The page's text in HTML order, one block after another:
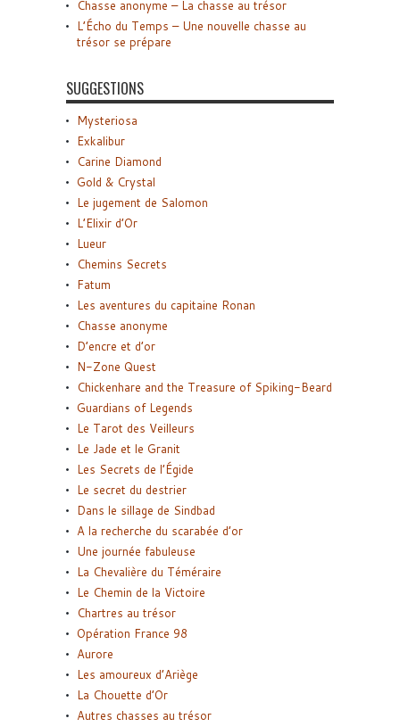
Chasse anonyme – La chasse au trésor
L’Écho du Temps – Une nouvelle chasse au
trésor se prépare
SUGGESTIONS
Mysteriosa
Exkalibur
Carine Diamond
Gold & Crystal
Le jugement de Salomon
L’Elixir d’Or
Lueur
Chemins Secrets
Fatum
Les aventures du capitaine Ronan
Chasse anonyme
D’encre et d’or
N-Zone Quest
Chickenhare and the Treasure of Spiking-Beard
Guardians of Legends
Le Tarot des Veilleurs
Le Jade et le Granit
Les Secrets de l’Égide
Le secret du destrier
Dans le sillage de Sindbad
A la recherche du scarabée d’or
Une journée fabuleuse
La Chevalière du Téméraire
Le Chemin de la Victoire
Chartres au trésor
Opération France 98
Aurore
Les amoureux d’Ariège
La Chouette d’Or
Autres chasses au trésor